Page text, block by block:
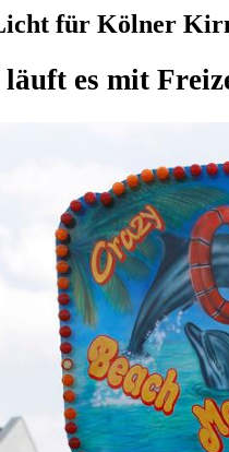
für Kölner
läuft es mit